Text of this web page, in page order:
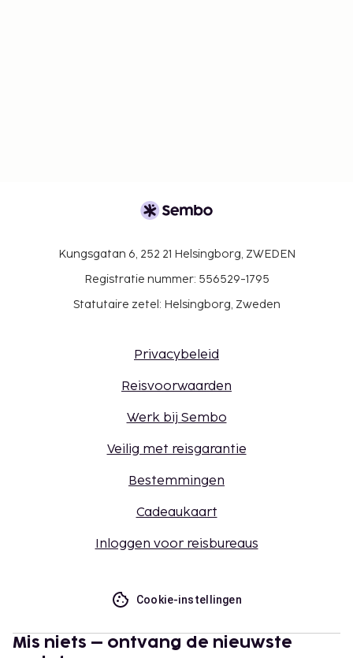
Kungsgatan 6, 252 21 Helsingborg, ZWEDEN
Registratie nummer: 556529-1795
Statutaire zetel: Helsingborg, Zweden
Privacybeleid
Reisvoorwaarden
Werk bij Sembo
Veilig met reisgarantie
Bestemmingen
Cadeaukaart
Inloggen voor reisbureaus
Cookie-instellingen
Mis niets – ontvang de nieuwste